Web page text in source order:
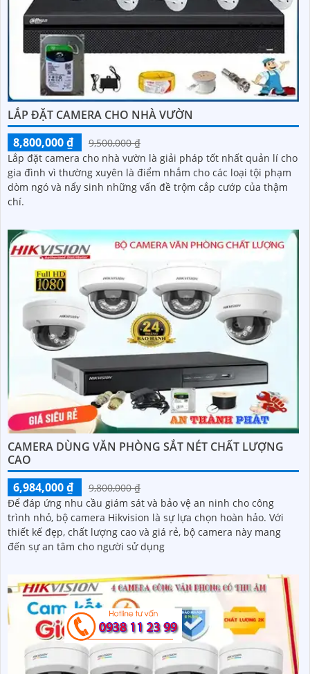
LẮP ĐẶT CAMERA CHO NHÀ VƯỜN
8,800,000 ₫
9,500,000 ₫
Lắp đặt camera cho nhà vườn là giải pháp tốt nhất quản lí cho
gia đình vì thường xuyên là điểm nhắm cho các loại tội phạm
dòm ngó và nẩy sinh những vấn đề trộm cắp cướp của thậm
chí.
CAMERA DÙNG VĂN PHÒNG SẮT NÉT CHẤT LƯỢNG
CAO
6,984,000 ₫
9,800,000 ₫
Để đáp ứng nhu cầu giám sát và bảo vệ an ninh cho công
trình nhỏ, bộ camera Hikvision là sự lựa chọn hoàn hảo. Với
thiết kế đẹp, chất lượng cao và giá rẻ, bộ camera này mang
đến sự an tâm cho người sử dụng